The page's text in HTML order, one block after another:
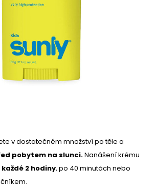
v dostatečném množství po těle a
pobytem na slunci.Nanášení krému
2 hodiny, po 40 minutách nebo